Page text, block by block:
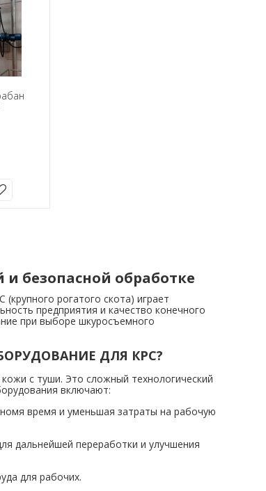
безопасной обработке
рогатого скота) играет
предприятия и качество конечного
при выборе шкуросъемного
ДЛЯ КРС?
с туши. Это сложный технологический
включают:
время и уменьшая затраты на рабочую
дальнейшей переработки и улучшения
для рабочих.